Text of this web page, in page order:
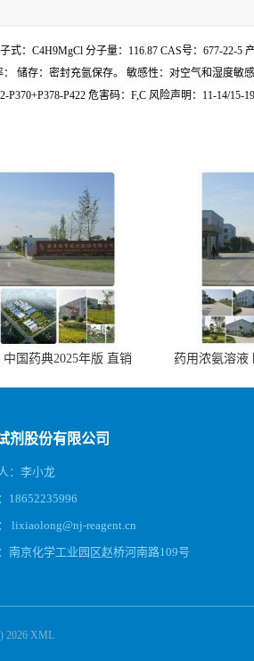
：C4H9MgCl 分子量：116.87 CAS号：677-22-5
储存：密封充氩保存。 敏感性：对空气和湿度敏感
P422 危害码：F,C 风险声明：11-14/15-
国药典2025年版 直销
药用浓氨溶液
剂股份有限公司
：李小龙
18652235996
lixiaolong@nj-reagent.cn
南京化学工业园区赵桥河南路109号
2026 XML